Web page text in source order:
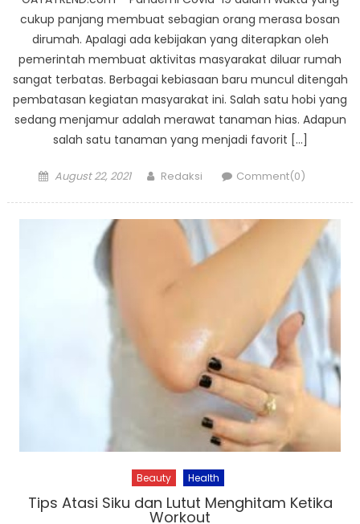
cukup panjang membuat sebagian orang merasa bosan
dirumah. Apalagi ada kebijakan yang diterapkan oleh
pemerintah membuat aktivitas masyarakat diluar rumah
sangat terbatas. Berbagai kebiasaan baru muncul ditengah
pembatasan kegiatan masyarakat ini. Salah satu hobi yang
sedang menjamur adalah merawat tanaman hias. Adapun
salah satu tanaman yang menjadi favorit […]
Posted
August 22, 2021 Author
Redaksi Comment(0)
Beauty Health
Tips Atasi Siku dan Lutut Menghitam Ketika
Workout